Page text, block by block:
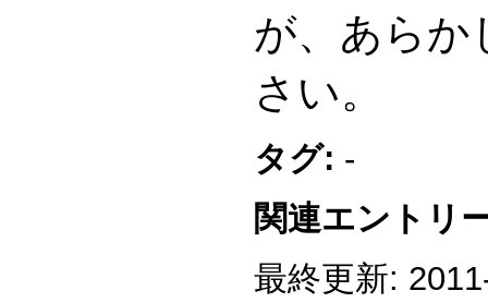
が、あらか
さい。
タグ: -
関連エントリ
最終更新: